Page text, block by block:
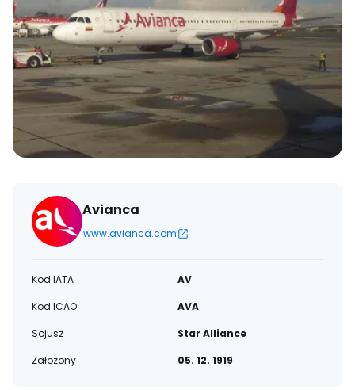
Avianca
www.avianca.com
Kod IATA
AV
Kod ICAO
AVA
Sojusz
Star Alliance
Założony
05. 12. 1919